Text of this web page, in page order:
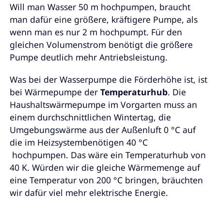
Will man Wasser 50 m hochpumpen, braucht
man dafür eine größere, kräftigere Pumpe, als
wenn man es nur 2 m hochpumpt. Für den
gleichen Volumenstrom benötigt die größere
Pumpe deutlich mehr Antriebsleistung.
Was bei der Wasserpumpe die Förderhöhe ist, ist
bei Wärmepumpe der Temperaturhub. Die
Haushaltswärmepumpe im Vorgarten muss an
einem durchschnittlichen Wintertag, die
Umgebungswärme aus der Außenluft 0 °C auf
die im Heizsystembenötigen 40 °C
hochpumpen. Das wäre ein Temperaturhub von
40 K. Würden wir die gleiche Wärmemenge auf
eine Temperatur von 200 °C bringen, bräuchten
wir dafür viel mehr elektrische Energie.